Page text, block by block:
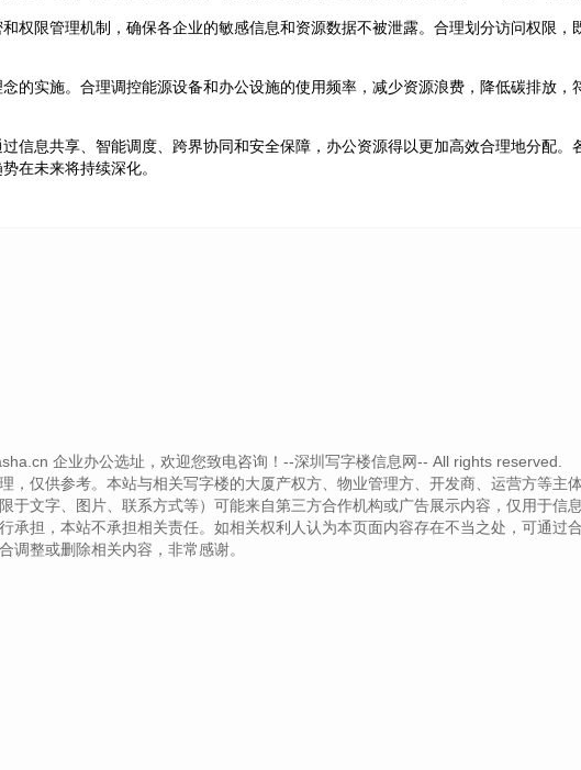
权限管理机制，确保各企业的敏感信息和资源数据不被泄露。合理划分访问权限，
的实施。合理调控能源设备和办公设施的使用频率，减少资源浪费，降低碳排放，
信息共享、智能调度、跨界协同和安全保障，办公资源得以更加高效合理地分配。
在未来将持续深化。
企业办公选址，欢迎您致电咨询！--深圳写字楼信息网-- All rights reserved.
仅供参考。本站与相关写字楼的大厦产权方、物业管理方、开发商、运营方等主
文字、图片、联系方式等）可能来自第三方合作机构或广告展示内容，仅用于信
担，本站不承担相关责任。如相关权利人认为本页面内容存在不当之处，可通过
调整或删除相关内容，非常感谢。